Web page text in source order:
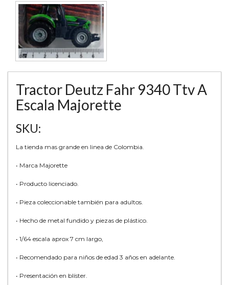
Tractor Deutz Fahr 9340 Ttv A
Escala Majorette
SKU:
La tienda mas grande en linea de Colombia.
• Marca Majorette
• Producto licenciado.
• Pieza coleccionable también para adultos.
• Hecho de metal fundido y piezas de plástico.
• 1/64 escala aprox 7 cm largo,
• Recomendado para niños de edad 3 años en adelante.
• Presentación en blíster.